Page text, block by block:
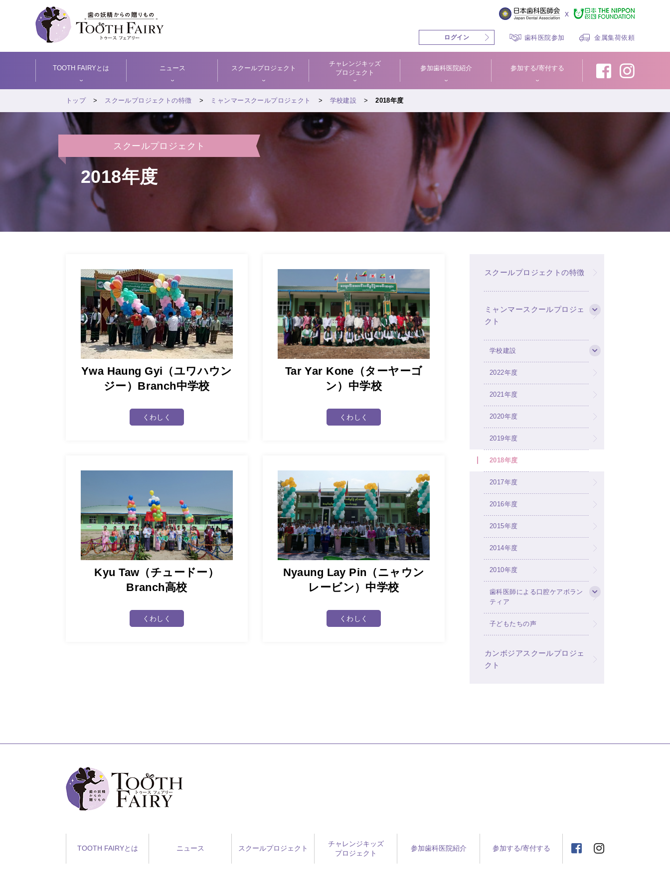
x
ログイン 歯科医院参加 金属集荷依頼
TOOTH FAIRYとは ニュース スクールプロジェクト
チャレンジキッズ
プロジェクト
参加歯科医院紹介 参加する/寄付する
トップ スクールプロジェクトの特徴 ミャンマースクールプロジェクト 学校建設 2018年度
スクールプロジェクト
2018年度
Ywa Haung Gyi（ユワハウン
ジー）Branch中学校
くわしく
Tar Yar Kone（ターヤーゴ
ン）中学校
くわしく
Kyu Taw（チュードー）
Branch高校
くわしく
Nyaung Lay Pin（ニャウン
レービン）中学校
くわしく
スクールプロジェクトの特徴
ミャンマースクールプロジェ
クト
学校建設
2022年度
2021年度
2020年度
2019年度
2018年度
2017年度
2016年度
2015年度
2014年度
2010年度
歯科医師による口腔ケアボラン
ティア
子どもたちの声
カンボジアスクールプロジェ
クト
TOOTH FAIRYとは ニュース スクールプロジェクト
チャレンジキッズ
プロジェクト
参加歯科医院紹介 参加する/寄付する